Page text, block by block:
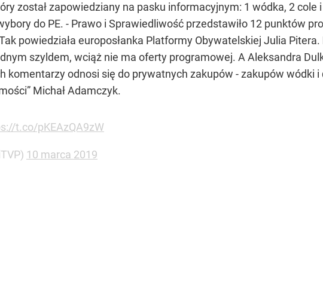
został zapowiedziany na pasku informacyjnym: 1 wódka, 2 cole
do PE. - Prawo i Sprawiedliwość przedstawiło 12 punktów
powiedziała europosłanka Platformy Obywatelskiej Julia
szyldem, wciąż nie ma oferty programowej. A Aleksandra
komentarzy odnosi się do prywatnych zakupów - zakupów wódki i
Michał Adamczyk.
t.co/pKEAzQA9zW
10 marca 2019